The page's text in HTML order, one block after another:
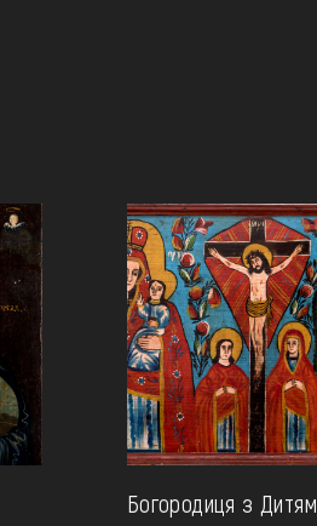
Богородиця з Дитям,